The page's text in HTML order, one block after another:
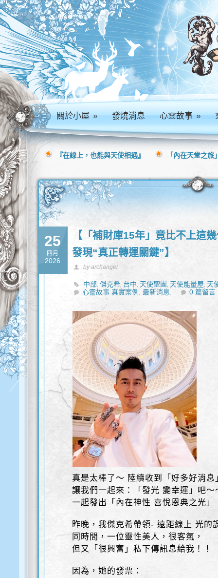
關於小屋» 發燒消息 心靈故事»
25
四月
2026
【「補財庫15年」竟比不上這
發現“真正轉運關鍵”】
by archangel
中部,傑克希, 台中, 天使聖團, 天使能量屋, 天
靈性諮詢
心靈故事 真實案例,最新消息, 0 篇留言
真是太棒了～ 陸續收到「好多好消息
讓我們一起來：「發光 變幸運」吧～
一起發出「內在神性 喜悅恩典之光」
昨晚，我傑克希帶領- 遠距線上 光的
同時間，一位靈性美人，很客氣，
但又「很興奮」私下傳訊息給我！！
因為，她的發票：
『在線上，也能與天使相遇』 「內在天堂之